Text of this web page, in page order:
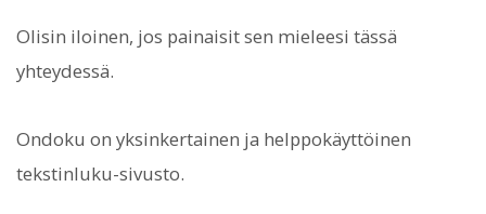
Olisin iloinen, jos painaisit sen mieleesi tässä
yhteydessä.
Ondoku on yksinkertainen ja helppokäyttöinen
tekstinluku-sivusto.